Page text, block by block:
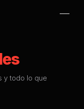
y todo lo que